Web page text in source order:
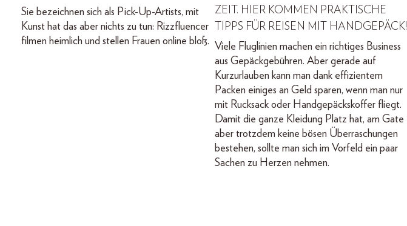
Sie bezeichnen sich als Pick-Up-Artists, mit
Kunst hat das aber nichts zu tun: Rizzfluencer
filmen heimlich und stellen Frauen online bloß.
ZEIT. HIER KOMMEN PRAKTISCHE
TIPPS FÜR REISEN MIT HANDGEPÄCK!
Viele Fluglinien machen ein richtiges Business
aus Gepäckgebühren. Aber gerade auf
Kurzurlauben kann man dank effizientem
Packen einiges an Geld sparen, wenn man nur
mit Rucksack oder Handgepäckskoffer fliegt.
Damit die ganze Kleidung Platz hat, am Gate
aber trotzdem keine bösen Überraschungen
bestehen, sollte man sich im Vorfeld ein paar
Sachen zu Herzen nehmen.